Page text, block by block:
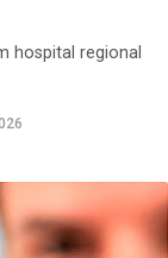
hospital regional